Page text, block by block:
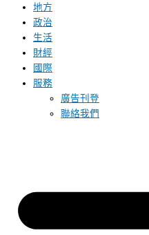
地方
政治
生活
財經
國際
服務
廣告刊登
聯絡我們